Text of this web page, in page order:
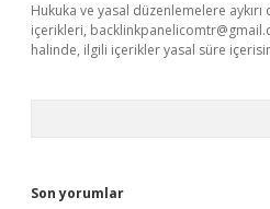
Hukuka ve yasal düzenlemelere
içerikleri,
halinde, ilgili içerikler yasal süre
Son yorumlar